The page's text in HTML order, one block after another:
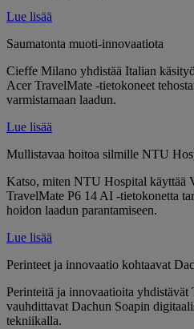
Lue lisää
Saumatonta muoti-innovaatiota
Cieffe Milano yhdistää Italian
Acer TravelMate -tietokoneet
varmistamaan laadun.
Lue lisää
Mullistavaa hoitoa silmille NTU
Katso, miten NTU Hospital käyttää
TravelMate P6 14 AI -tietokonetta
hoidon laadun parantamiseen.
Lue lisää
Perinteet ja innovaatio kohtaavat
Perinteitä ja innovaatioita yhdistävät
vauhdittavat Dachun Soapin
tekniikalla.